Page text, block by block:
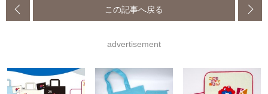
この記事へ戻る
advertisement